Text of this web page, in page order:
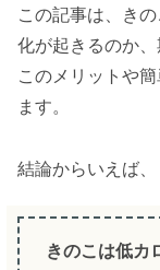
この記事は、き
化が起きるのか
このメリットや
ます。
結論からいえば、
きのこは低カ